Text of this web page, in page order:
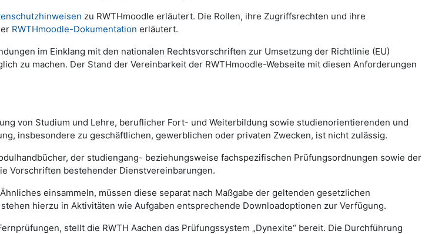
zu RWTHmoodle erläutert. Die Rollen, ihre Zugriffsrechten und ihre
RWTHmoodle-Dokumentation erläutert.
im Einklang mit den nationalen Rechtsvorschriften zur Umsetzung der Richtlinie (EU)
zu machen. Der Stand der Vereinbarkeit der RWTHmoodle-Webseite mit diesen Anforderungen
von Studium und Lehre, beruflicher Fort- und Weiterbildung sowie studienorientierenden und
insbesondere zu geschäftlichen, gewerblichen oder privaten Zwecken, ist nicht zulässig.
der studiengang- beziehungsweise fachspezifischen Prüfungsordnungen sowie der
Vorschriften bestehender Dienstvereinbarungen.
einsammeln, müssen diese separat nach Maßgabe der geltenden gesetzlichen
hierzu in Aktivitäten wie Aufgaben entsprechende Downloadoptionen zur Verfügung.
stellt die RWTH Aachen das Prüfungssystem „Dynexite“ bereit. Die Durchführung